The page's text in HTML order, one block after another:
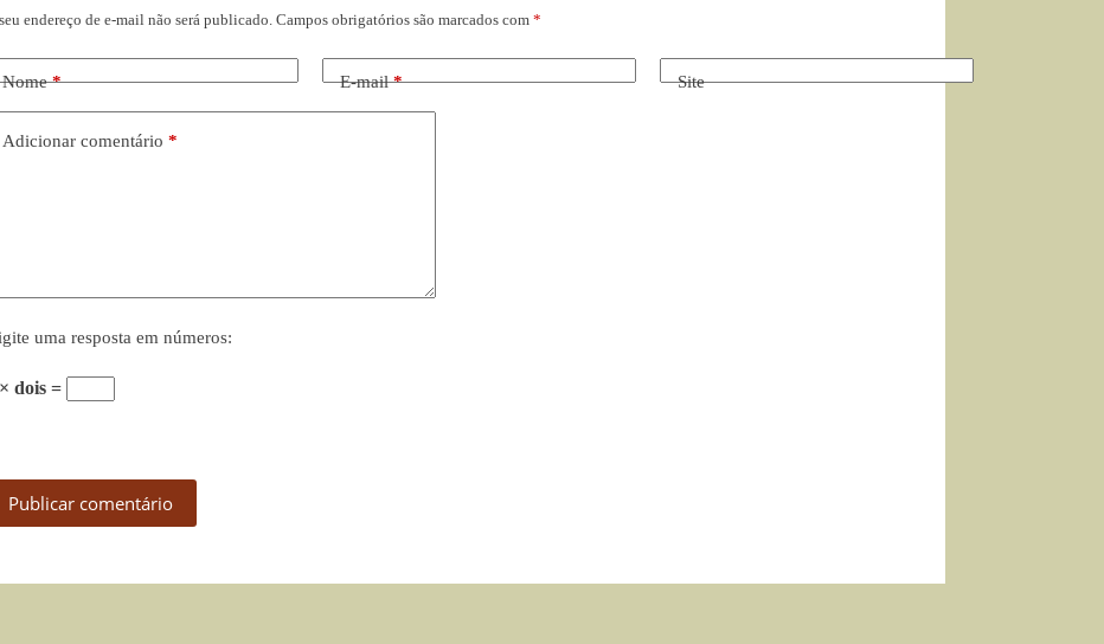
endereço de e-mail não será publicado. Campos obrigatórios são marcados com *
Nome* E-mail* Site
Adicionar comentário *
uma resposta em números:
dois =
Publicar comentário